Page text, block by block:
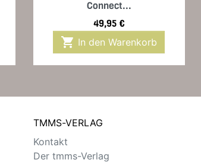
Connect...
Preis
49,95 €
 In den Warenkorb
TMMS-VERLAG
Kontakt
Der tmms-Verlag